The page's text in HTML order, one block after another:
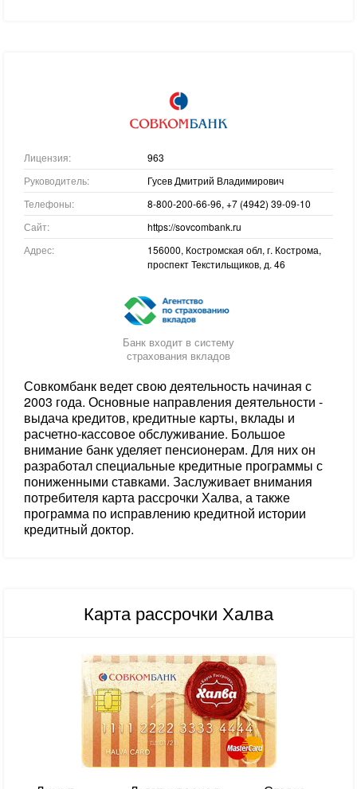
Лицензия:
963
Руководитель:
Гусев Дмитрий Владимирович
Телефоны:
8-800-200-66-96, +7 (4942) 39-09-10
Сайт:
https://sovcombank.ru
Адрес:
156000, Костромская обл, г. Кострома,
проспект Текстильщиков, д. 46
Банк входит в систему
страхования вкладов
Совкомбанк ведет свою деятельность начиная с
2003 года. Основные направления деятельности -
выдача кредитов, кредитные карты, вклады и
расчетно-кассовое обслуживание. Большое
внимание банк уделяет пенсионерам. Для них он
разработал специальные кредитные программы с
пониженными ставками. Заслуживает внимания
потребителя карта рассрочки Халва, а также
программа по исправлению кредитной истории
кредитный доктор.
Карта рассрочки Халва